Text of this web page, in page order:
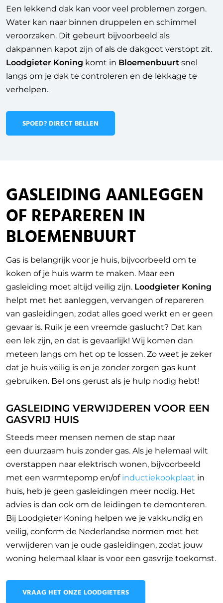
Een lekkend dak kan voor veel problemen zorgen.
Water kan naar binnen druppelen en schimmel
veroorzaken. Dit gebeurt bijvoorbeeld als
dakpannen kapot zijn of als de dakgoot verstopt zit.
Loodgieter Koning komt in Bloemenbuurt snel
langs om je dak te controleren en de lekkage te
verhelpen.
SPOED? DIRECT BELLEN
GASLEIDING AANLEGGEN
OF REPAREREN IN
BLOEMENBUURT
Gas is belangrijk voor je huis, bijvoorbeeld om te
koken of je huis warm te maken. Maar een
gasleiding moet altijd veilig zijn. Loodgieter Koning
helpt met het aanleggen, vervangen of repareren
van gasleidingen, zodat alles goed werkt en er geen
gevaar is. Ruik je een vreemde gaslucht? Dat kan
een lek zijn, en dat is gevaarlijk! Wij komen dan
meteen langs om het op te lossen. Zo weet je zeker
dat je huis veilig is en je zonder zorgen gas kunt
gebruiken. Bel ons gerust als je hulp nodig hebt!
GASLEIDING VERWIJDEREN VOOR EEN
GASVRIJ HUIS
Steeds meer mensen nemen de stap naar
een duurzaam huis zonder gas. Als je helemaal wilt
overstappen naar elektrisch wonen, bijvoorbeeld
met een warmtepomp en/of inductiekookplaat in
huis, heb je geen gasleidingen meer nodig. Het
advies is dan ook om de leidingen te demonteren.
Bij Loodgieter Koning helpen we je vakkundig en
veilig, conform de Nederlandse normen met het
verwijderen van je oude gasleidingen, zodat jouw
woning helemaal klaar is voor een gasvrije toekomst.
VRAAG HET ONZE LOODGIETERS